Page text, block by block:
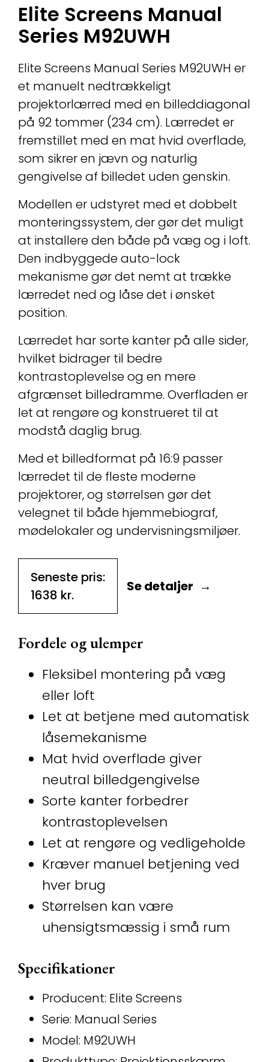
Elite Screens Manual
Series M92UWH
Elite Screens Manual Series M92UWH er
et manuelt nedtrækkeligt
projektorlærred med en billeddiagonal
på 92 tommer (234 cm). Lærredet er
fremstillet med en mat hvid overflade,
som sikrer en jævn og naturlig
gengivelse af billedet uden genskin.
Modellen er udstyret med et dobbelt
monteringssystem, der gør det muligt
at installere den både på væg og i loft.
Den indbyggede auto-lock
mekanisme gør det nemt at trække
lærredet ned og låse det i ønsket
position.
Lærredet har sorte kanter på alle sider,
hvilket bidrager til bedre
kontrastoplevelse og en mere
afgrænset billedramme. Overfladen er
let at rengøre og konstrueret til at
modstå daglig brug.
Med et billedformat på 16:9 passer
lærredet til de fleste moderne
projektorer, og størrelsen gør det
velegnet til både hjemmebiograf,
mødelokaler og undervisningsmiljøer.
Fordele og ulemper
Fleksibel montering på væg
eller loft
Let at betjene med automatisk
låsemekanisme
Mat hvid overflade giver
neutral billedgengivelse
Sorte kanter forbedrer
kontrastoplevelsen
Let at rengøre og vedligeholde
Kræver manuel betjening ved
hver brug
Størrelsen kan være
uhensigtsmæssig i små rum
Specifikationer
Producent: Elite Screens
Serie: Manual Series
Model: M92UWH
Seneste pris:
1638 kr.
Se detaljer